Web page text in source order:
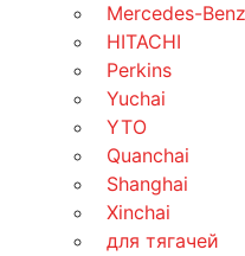
Mercedes-Benz
HITACHI
Perkins
Yuchai
YTO
Quanchai
Shanghai
Xinchai
для тягачей